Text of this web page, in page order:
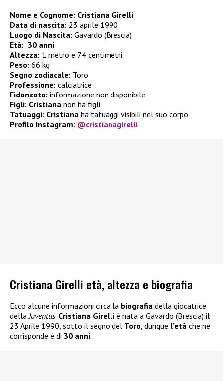
Nome e Cognome: Cristiana Girelli
Data di nascita: 23 aprile 1990
Luogo di Nascita: Gavardo (Brescia)
Età: 30 anni
Altezza: 1 metro e 74 centimetri
Peso: 66 kg
Segno zodiacale: Toro
Professione: calciatrice
Fidanzato: informazione non disponibile
Figli: Cristiana non ha figli
Tatuaggi: Cristiana ha tatuaggi visibili nel suo corpo
Profilo Instagram: @cristianagirelli
Cristiana Girelli età, altezza e biografia
Ecco alcune informazioni circa la biografia della giocatrice
della Juventus. Cristiana Girelli è nata a Gavardo (Brescia) il
23 Aprile 1990, sotto il segno del Toro , dunque l’età che ne
corrisponde è di 30 anni.